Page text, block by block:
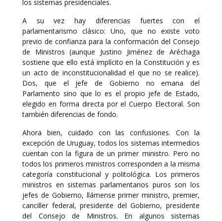
los sistemas presidenciales.
A su vez hay diferencias fuertes con el
parlamentarismo clásico: Uno, que no existe voto
previo de confianza para la conformación del Consejo
de Ministros (aunque Justino Jiménez de Aréchaga
sostiene que ello está implícito en la Constitución y es
un acto de inconstitucionalidad el que no se realice).
Dos, que el jefe de Gobierno no emana del
Parlamento sino que lo es el propio jefe de Estado,
elegido en forma directa por el Cuerpo Electoral. Son
también diferencias de fondo.
Ahora bien, cuidado con las confusiones. Con la
excepción de Uruguay, todos los sistemas intermedios
cuentan con la figura de un primer ministro. Pero no
todos los primeros ministros corresponden a la misma
categoría constitucional y politológica. Los primeros
ministros en sistemas parlamentarios puros son los
jefes de Gobierno, llámense primer ministro, premier,
canciller federal, presidente del Gobierno, presidente
del Consejo de Ministros. En algunos sistemas